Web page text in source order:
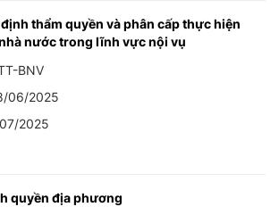
thẩm quyền và phân cấp thực hiện
nước trong lĩnh vực nội vụ
BNV
06/2025
2025
quyền địa phương